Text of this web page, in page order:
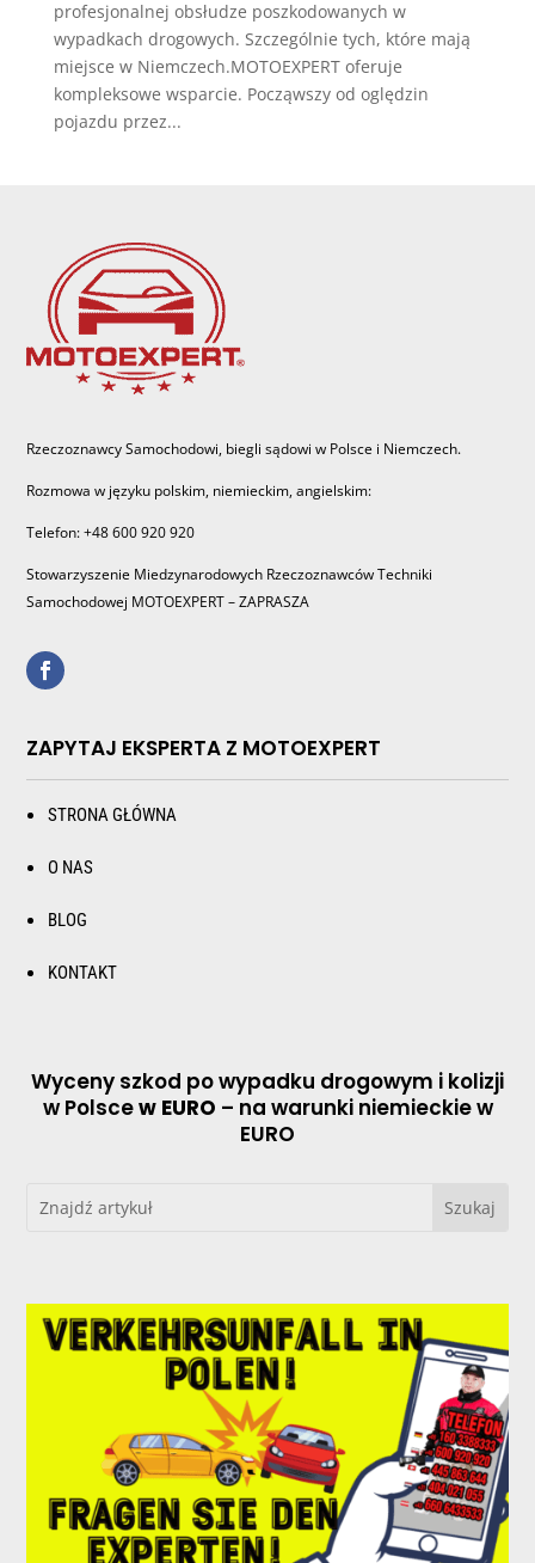
profesjonalnej obsłudze poszkodowanych w
wypadkach drogowych. Szczególnie tych, które mają
miejsce w Niemczech.MOTOEXPERT oferuje
kompleksowe wsparcie. Począwszy od oględzin
pojazdu przez...
Rzeczoznawcy Samochodowi, biegli sądowi w Polsce i Niemczech.
Rozmowa w języku polskim, niemieckim, angielskim:
Telefon: +48 600 920 920
Stowarzyszenie Miedzynarodowych Rzeczoznawców Techniki
Samochodowej MOTOEXPERT – ZAPRASZA
ZAPYTAJ EKSPERTA Z MOTOEXPERT
STRONA GŁÓWNA
O NAS
BLOG
KONTAKT
Wyceny szkod po wypadku drogowym i kolizji
w Polscew EURO – na warunki niemieckie w
EURO